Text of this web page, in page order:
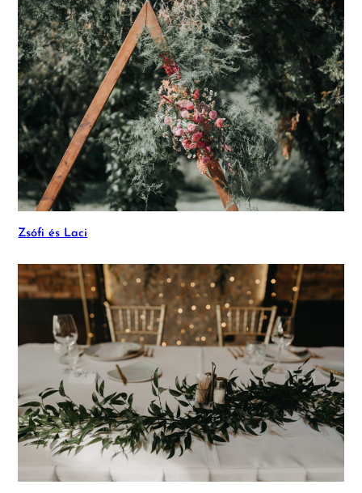
Zsófi és Laci